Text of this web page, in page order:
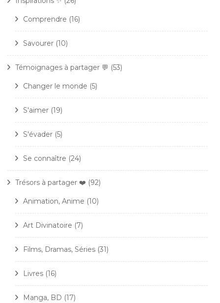
Comprendre (16)
Savourer (10)
Témoignages à partager 💬 (53)
Changer le monde (5)
S'aimer (19)
S'évader (5)
Se connaître (24)
Trésors à partager ❤️ (92)
Animation, Anime (10)
Art Divinatoire (7)
Films, Dramas, Séries (31)
Livres (16)
Manga, BD (17)